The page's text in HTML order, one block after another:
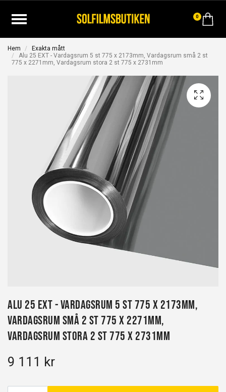
0
Hem
Exakta mått
Alu 25 EXT - Vardagsrum 5 st 775 x 2173mm, Vardagsrum små 2 st
775 x 2271mm, Vardagsrum stora 2 st 775 x 2731mm
Alu 25 EXT - Vardagsrum 5 st 775 x 2173mm,
Vardagsrum små 2 st 775 x 2271mm,
Vardagsrum stora 2 st 775 x 2731mm
9 111 kr